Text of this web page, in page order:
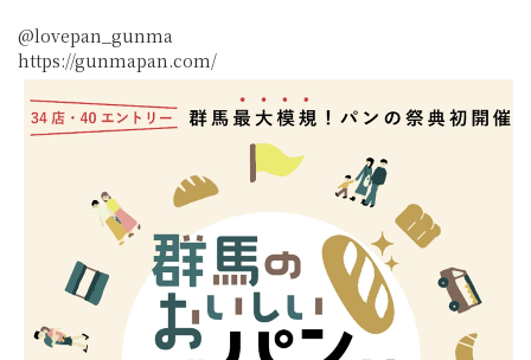
@lovepan_gunma
https://gunmapan.com/